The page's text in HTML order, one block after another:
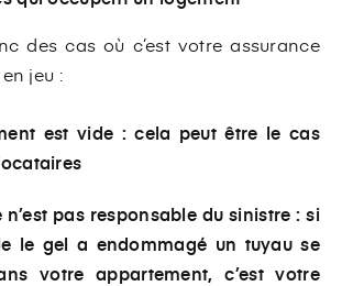
des cas où c’est votre assurance
jeu :
est vide : cela peut être le cas
pas responsable du sinistre : si
le gel a endommagé un tuyau se
votre appartement, c’est votre